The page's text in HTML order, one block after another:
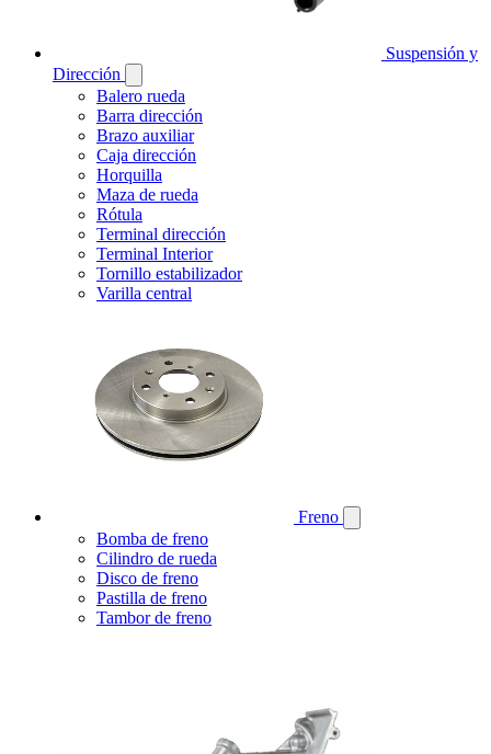
Suspensión y
Dirección
Balero rueda
Barra dirección
Brazo auxiliar
Caja dirección
Horquilla
Maza de rueda
Rótula
Terminal dirección
Terminal Interior
Tornillo estabilizador
Varilla central
Freno
Bomba de freno
Cilindro de rueda
Disco de freno
Pastilla de freno
Tambor de freno